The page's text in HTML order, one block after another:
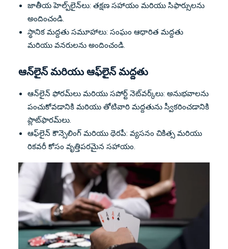
జాతీయ హెల్ప్‌లైన్‌లు: తక్షణ సహాయం మరియు సిఫార్సులను
అందించండి.
స్థానిక మద్దతు సమూహాలు: సంఘం ఆధారిత మద్దతు
మరియు వనరులను అందించండి.
ఆన్‌లైన్ మరియు ఆఫ్‌లైన్ మద్దతు
ఆన్‌లైన్ ఫోరమ్‌లు మరియు సపోర్ట్ నెట్‌వర్క్‌లు: అనుభవాలను
పంచుకోవడానికి మరియు తోటివారి మద్దతును స్వీకరించడానికి
ప్లాట్‌ఫారమ్‌లు.
ఆఫ్‌లైన్ కౌన్సెలింగ్ మరియు థెరపీ: వ్యసనం చికిత్స మరియు
రికవరీ కోసం వృత్తిపరమైన సహాయం.